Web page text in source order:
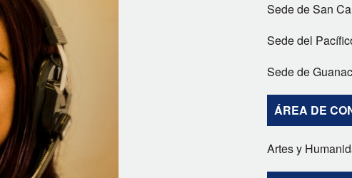
Sede de San
Sede del
Sede de
ÁREA DE
Artes y